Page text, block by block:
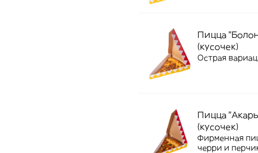
Пицца
(кусочек)
Острая
Пицца
(кусочек)
Фирменная
черри и